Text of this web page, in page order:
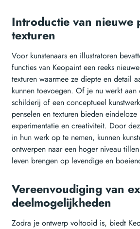
Introductie van nieuwe
texturen
Voor kunstenaars en illustratoren
functies van Keopaint een reeks
texturen waarmee ze diepte en detail
kunnen toevoegen. Of je nu werkt aan
schilderij of een conceptueel
penselen en texturen bieden
experimentatie en creativiteit. Door
in hun werk op te nemen, kunnen
ontwerpen naar een hoger niveau
leven brengen op levendige en
Vereenvoudiging van
deelmogelijkheden
Zodra je ontwerp voltooid is, biedt